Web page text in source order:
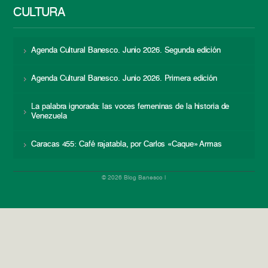
CULTURA
Agenda Cultural Banesco. Junio 2026. Segunda edición
Agenda Cultural Banesco. Junio 2026. Primera edición
La palabra ignorada: las voces femeninas de la historia de
Venezuela
Caracas 455: Café rajatabla, por Carlos «Caque» Armas
© 2026 Blog Banesco |